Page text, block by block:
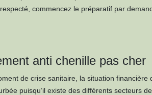
commencez le préparatif par
anti chenille pas cher
de crise sanitaire, la situation financière
puisqu’il existe des différents secteurs